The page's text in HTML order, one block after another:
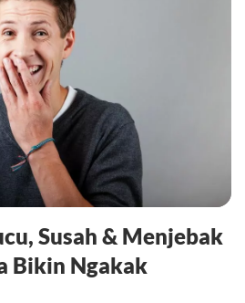
Susah & Menjebak
Bikin Ngakak